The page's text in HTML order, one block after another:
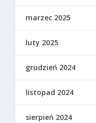
marzec 2025
luty 2025
grudzień 2024
listopad 2024
sierpień 2024